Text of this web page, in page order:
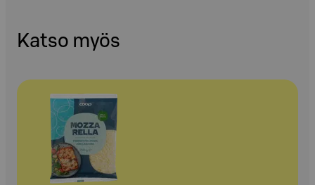
Katso myös